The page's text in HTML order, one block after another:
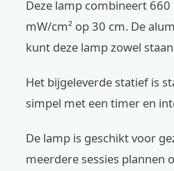
Deze lamp combineert
mW/cm² op 30 cm. De
kunt deze lamp zowel
Het bijgeleverde statief is
simpel met een timer en
De lamp is geschikt voor
meerdere sessies plannen